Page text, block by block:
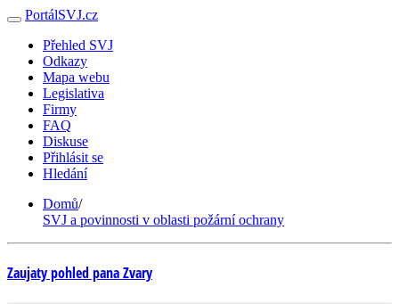
PortálSVJ.cz
Přehled SVJ
Odkazy
Mapa webu
Legislativa
Firmy
FAQ
Diskuse
Přihlásit se
Hledání
Domů/
SVJ a povinnosti v oblasti požární ochrany
Zaujaty pohled pana Zvary